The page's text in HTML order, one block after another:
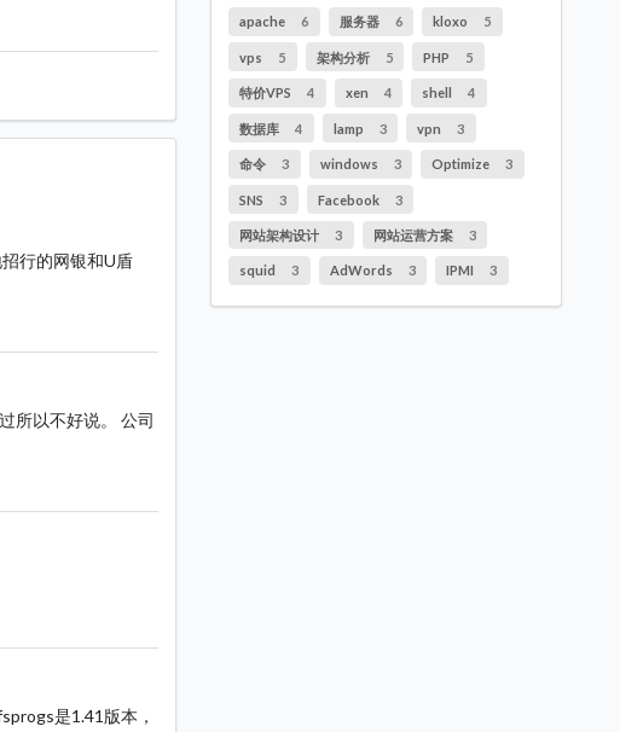
行的网银和U盾
所以不好说。 公司
是1.41版本，
apache 6 服务器 6 kloxo 5
vps 5 架构分析 5 PHP 5
特价VPS 4 xen 4 shell 4
数据库 4 lamp 3 vpn 3
命令 3 windows 3 Optimize 3
SNS 3 Facebook 3
网站架构设计 3 网站运营方案 3
squid 3 AdWords 3 IPMI 3